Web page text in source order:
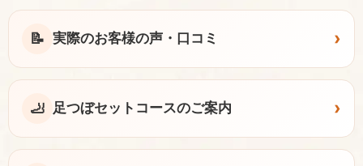
📝 実際のお客様の声・口コミ ›
🦶 足つぼセットコースのご案内 ›